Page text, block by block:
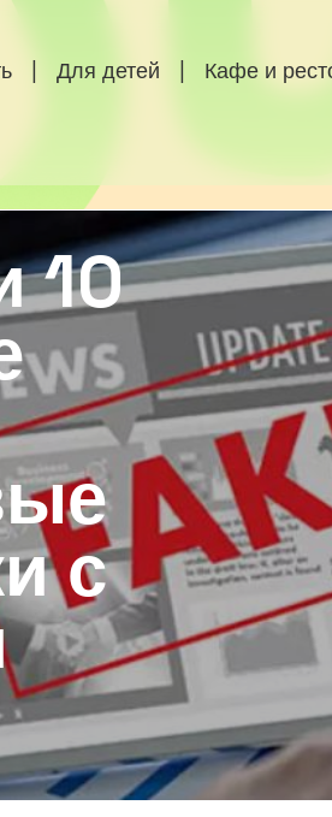
Для детей Кафе и
10
с